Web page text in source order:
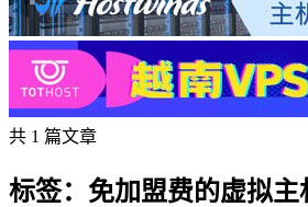
共 1 篇文章
标签：免加盟费的虚拟主